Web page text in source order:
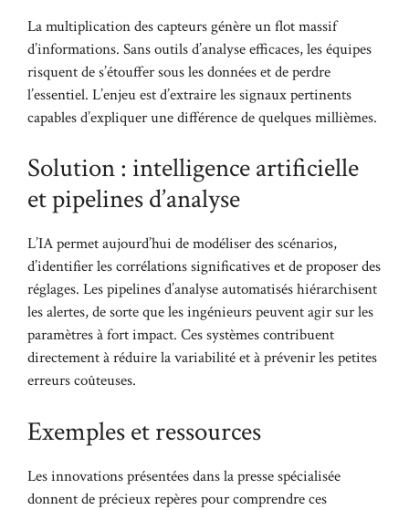
La multiplication des capteurs génère un flot massif
d’informations. Sans outils d’analyse efficaces, les équipes
risquent de s’étouffer sous les données et de perdre
l’essentiel. L’enjeu est d’extraire les signaux pertinents
capables d’expliquer une différence de quelques millièmes.
Solution : intelligence artificielle
et pipelines d’analyse
L’IA permet aujourd’hui de modéliser des scénarios,
d’identifier les corrélations significatives et de proposer des
réglages. Les pipelines d’analyse automatisés hiérarchisent
les alertes, de sorte que les ingénieurs peuvent agir sur les
paramètres à fort impact. Ces systèmes contribuent
directement à réduire la variabilité et à prévenir les petites
erreurs coûteuses.
Exemples et ressources
Les innovations présentées dans la presse spécialisée
donnent de précieux repères pour comprendre ces